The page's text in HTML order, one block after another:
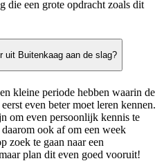
die een grote opdracht zoals dit
uit Buitenkaag aan de slag?
kleine periode hebben waarin de
even beter moet leren kennen.
om even persoonlijk kennis te
ook af om een week
zoek te gaan naar een
plan dit even goed vooruit!